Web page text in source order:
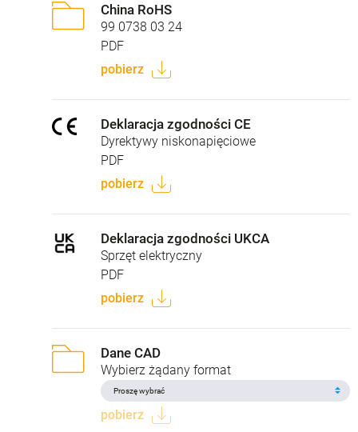
China RoHS
99 0738 03 24
PDF
pobierz
Deklaracja zgodności CE
Dyrektywy niskonapięciowe
PDF
pobierz
Deklaracja zgodności UKCA
Sprzęt elektryczny
PDF
pobierz
Dane CAD
Wybierz żądany format
pobierz